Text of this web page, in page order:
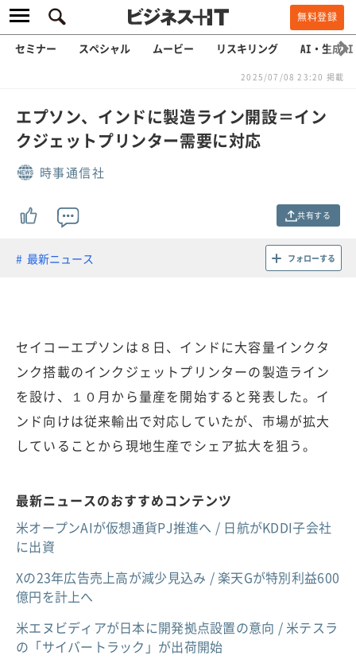
無料登録
セミナー スペシャル ムービー リスキリング AI・生成AI
2025/07/08 23:20 掲載
エプソン、インドに製造ライン開設＝イン
クジェットプリンター需要に対応
時事通信社
共有する
最新ニュース フォローする
セイコーエプソンは８日、インドに大容量インクタ
ンク搭載のインクジェットプリンターの製造ライン
を設け、１０月から量産を開始すると発表した。イ
ンド向けは従来輸出で対応していたが、市場が拡大
していることから現地生産でシェア拡大を狙う。
最新ニュースのおすすめコンテンツ
米オープンAIが仮想通貨PJ推進へ / 日航がKDDI子会社
に出資
Xの23年広告売上高が減少見込み / 楽天Gが特別利益600
億円を計上へ
米エヌビディアが日本に開発拠点設置の意向 / 米テスラ
の「サイバートラック」が出荷開始